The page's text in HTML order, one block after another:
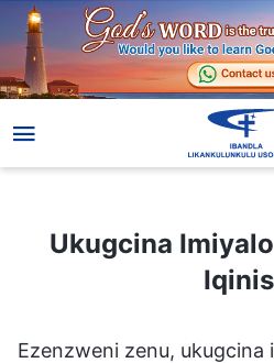
Ukugcina Imiyalo Nokulandela
Ukugcina
Ezenzweni zenu, ukugcina